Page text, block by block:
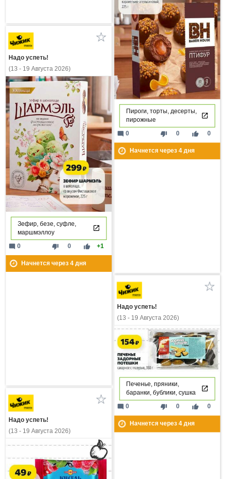
Пироги, торты, десерты,
пирожные
thumb_down 0 thumb_up 0
mode_comment 0
Начнется через 4дня
Надо успеть!
(13 - 19 Августа 2026)
Зефир, безе, суфле,
маршмэллоу
thumb_down 0 thumb_up +1
mode_comment 0
Начнется через 4дня
Надо успеть!
(13 - 19 Августа 2026)
Печенье, пряники,
баранки, бублики, сушка
thumb_down 0 thumb_up 0
mode_comment 0
Начнется через 4дня
Надо успеть!
(13 - 19 Августа 2026)